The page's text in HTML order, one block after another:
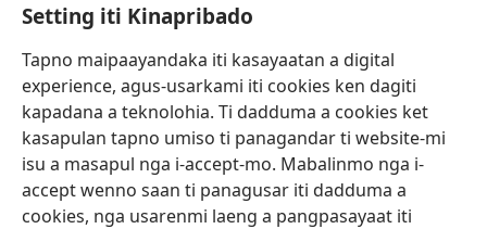
Setting iti Kinapribado
Tapno maipaayandaka iti kasayaatan a digital
experience, agus-usarkami iti cookies ken dagiti
kapadana a teknolohia. Ti dadduma a cookies ket
kasapulan tapno umiso ti panagandar ti website-mi
isu a masapul nga i-accept-mo. Mabalinmo nga i-
accept wenno saan ti panagusar iti dadduma a
cookies, nga usarenmi laeng a pangpasayaat iti
Donasion
(manglukat
iti
baro
a
window)
Watchtower ONLINE A LIBRARIA
(manglukat
iti
baro
a
JW Hub ®
(manglukat
iti
baro
JW Library